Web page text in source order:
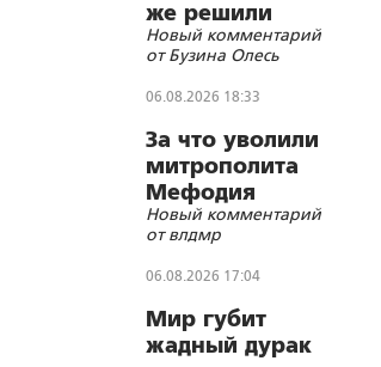
же решили
убить лидера
Ирана
Новый комментарий
от Бузина Олесь
06.08.2026 18:33
За что уволили
митрополита
Мефодия
(Немцова)?
Новый комментарий
от влдмр
06.08.2026 17:04
Мир губит
жадный дурак